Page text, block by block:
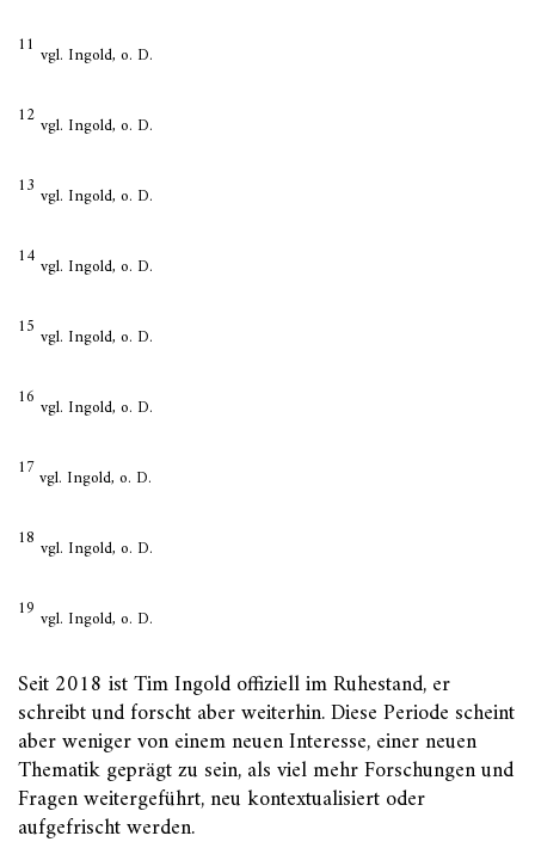
11 vgl. Ingold, o. D.
12 vgl. Ingold, o. D.
13 vgl. Ingold, o. D.
14 vgl. Ingold, o. D.
15 vgl. Ingold, o. D.
16 vgl. Ingold, o. D.
17vgl. Ingold, o. D.
18 vgl. Ingold, o. D.
19 vgl. Ingold, o. D.
Seit 2018 ist Tim Ingold offiziell im Ruhestand, er
schreibt und forscht aber weiterhin. Diese Periode scheint
aber weniger von einem neuen Interesse, einer neuen
Thematik geprägt zu sein, als viel mehr Forschungen und
Fragen weitergeführt, neu kontextualisiert oder
aufgefrischt werden.